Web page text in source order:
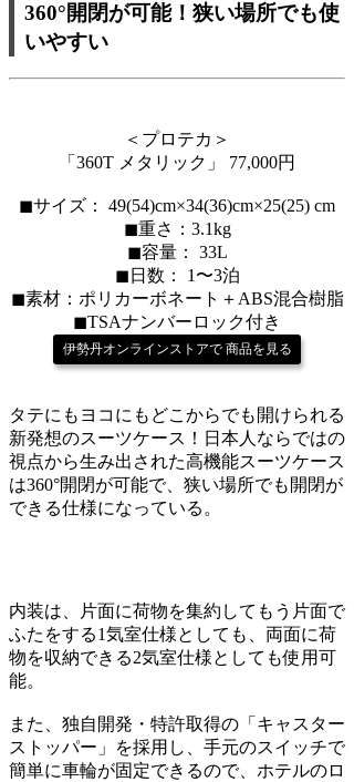
360°開閉が可能！狭い場所でも使
いやすい
＜プロテカ＞
「360T メタリック」 77,000円
◼︎サイズ： 49(54)cm×34(36)cm×25(25) cm
◼︎重さ：3.1kg
◼︎容量： 33L
◼︎日数： 1〜3泊
◼︎素材：ポリカーボネート＋ABS混合樹脂
◼︎TSAナンバーロック付き
伊勢丹オンラインストアで 商品を見る
タテにもヨコにもどこからでも開けられる
新発想のスーツケース！日本人ならではの
視点から生み出された高機能スーツケース
は360°開閉が可能で、狭い場所でも開閉が
できる仕様になっている。
内装は、片面に荷物を集約してもう片面で
ふたをする1気室仕様としても、両面に荷
物を収納できる2気室仕様としても使用可
能。
また、独自開発・特許取得の「キャスター
ストッパー」を採用し、手元のスイッチで
簡単に車輪が固定できるので、ホテルのロ